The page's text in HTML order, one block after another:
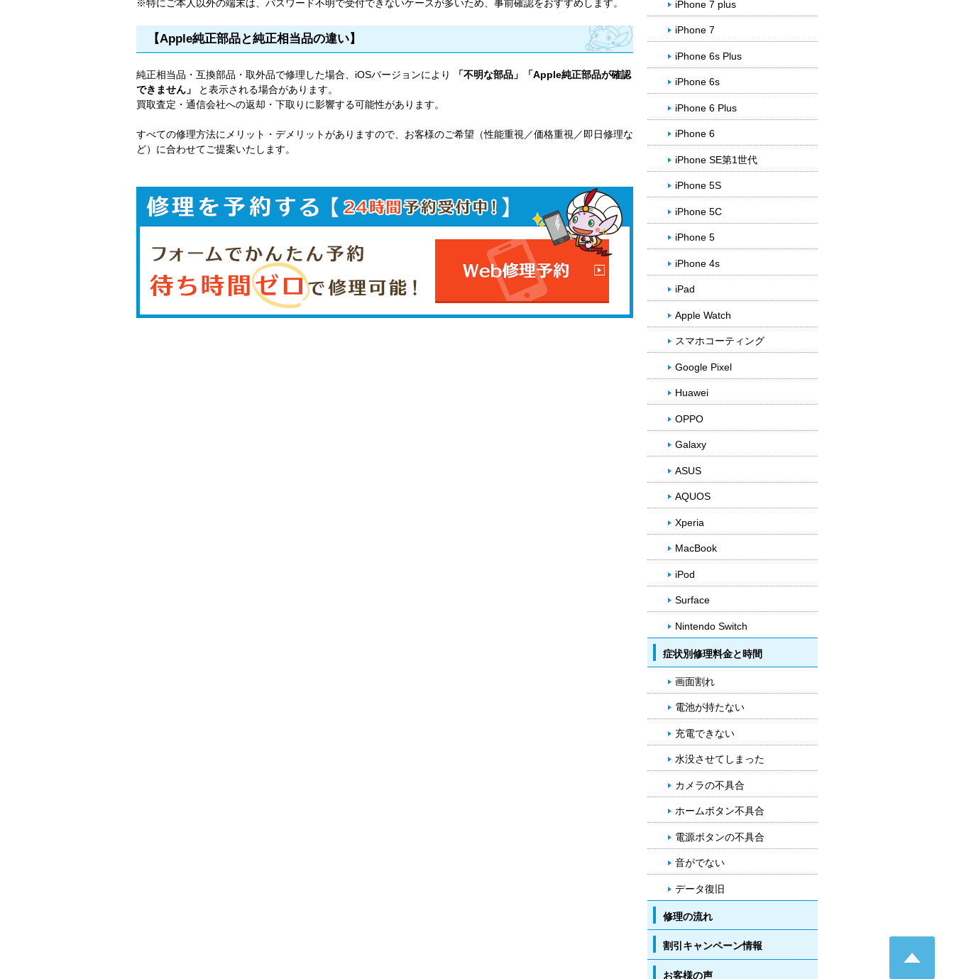
※特にご本人以外の端末は、パスワード不明で受付できないケースが多いため、事前確認をおすすめします。
【Apple純正部品と純正相当品の違い】
純正相当品・互換部品・取外品で修理した場合、iOSバージョンにより
「不明な部品」「Apple純正部品が確認
できません」
と表示される場合があります。
買取査定・通信会社への返却・下取りに影響する可能性があります。
すべての修理方法にメリット・デメリットがありますので、お客様のご希望（性能重視／価格重視／即日修理な
ど）に合わせてご提案いたします。
iPhone 7 plus
iPhone 7
iPhone 6s Plus
iPhone 6s
iPhone 6 Plus
iPhone 6
iPhone SE第1世代
iPhone 5S
iPhone 5C
iPhone 5
iPhone 4s
iPad
Apple Watch
スマホコーティング
Google Pixel
Huawei
OPPO
Galaxy
ASUS
AQUOS
Xperia
MacBook
iPod
Surface
Nintendo Switch
症状別修理料金と時間
画面割れ
電池が持たない
充電できない
水没させてしまった
カメラの不具合
ホームボタン不具合
電源ボタンの不具合
音がでない
データ復旧
修理の流れ
割引キャンペーン情報
お客様の声